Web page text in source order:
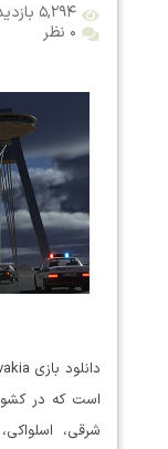
۵,۲۹۴ بازدید
۰ نظر
است که در
شرقی،